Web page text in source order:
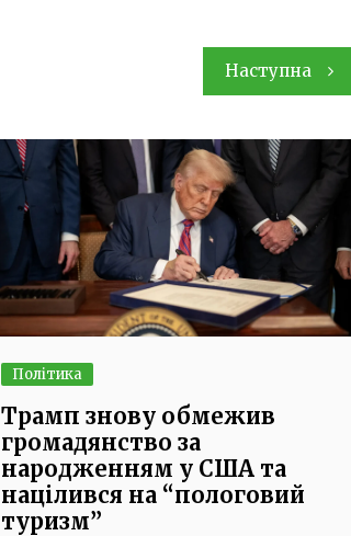
Наступна
Політика
Трамп знову обмежив
громадянство за
народженням у США та
націлився на “пологовий
туризм”